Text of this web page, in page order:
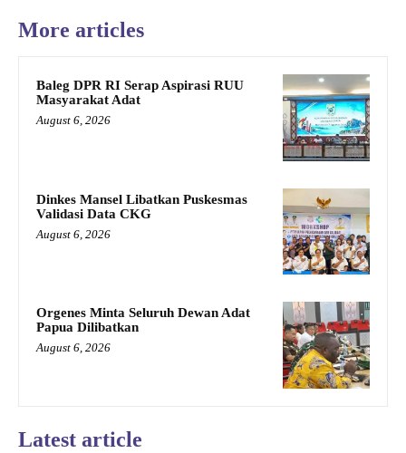
More articles
Baleg DPR RI Serap Aspirasi RUU
Masyarakat Adat
August 6, 2026
Dinkes Mansel Libatkan Puskesmas
Validasi Data CKG
August 6, 2026
Orgenes Minta Seluruh Dewan Adat
Papua Dilibatkan
August 6, 2026
Latest article